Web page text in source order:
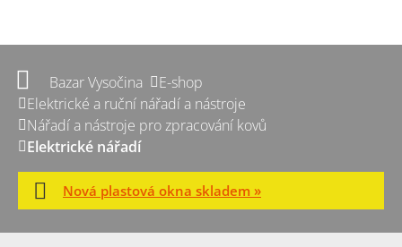
Bazar Vysočina
E-shop
Elektrické a ruční nářadí a nástroje
Nářadí a nástroje pro zpracování kovů
Elektrické nářadí
Nová plastová okna skladem »